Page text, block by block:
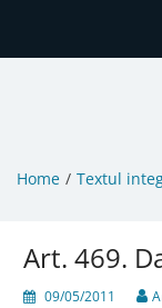
Home Textul
Art. 469.
09/05/2011